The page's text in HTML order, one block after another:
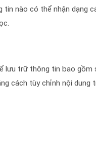
nào có thể nhận dạng
lưu trữ thông tin bao
cách tùy chỉnh nội